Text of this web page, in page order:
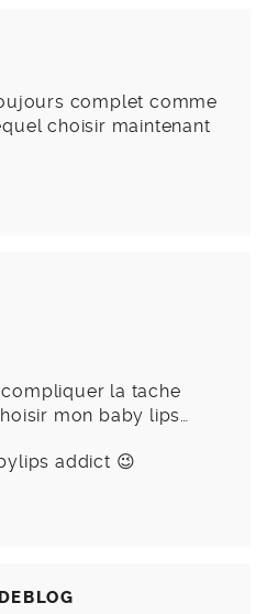
complet comme
choisir maintenant
la tache
mon baby lips…
addict 😉